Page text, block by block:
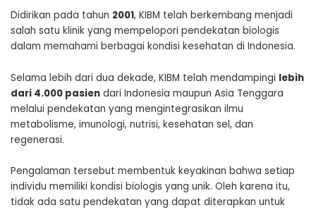
Didirikan pada tahun 2001, KIBM telah berkembang menjadi
salah satu klinik yang mempelopori pendekatan biologis
dalam memahami berbagai kondisi kesehatan di Indonesia.
Selama lebih dari dua dekade, KIBM telah mendampingi lebih
dari 4.000 pasien dari Indonesia maupun Asia Tenggara
melalui pendekatan yang mengintegrasikan ilmu
metabolisme, imunologi, nutrisi, kesehatan sel, dan
regenerasi.
Pengalaman tersebut membentuk keyakinan bahwa setiap
individu memiliki kondisi biologis yang unik. Oleh karena itu,
tidak ada satu pendekatan yang dapat diterapkan untuk